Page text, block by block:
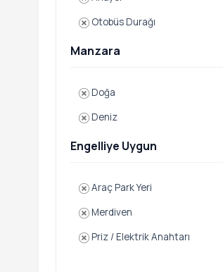
Otobüs Durağı
Manzara
Doğa
Deniz
Engelliye Uygun
Araç Park Yeri
Merdiven
Priz / Elektrik Anahtarı